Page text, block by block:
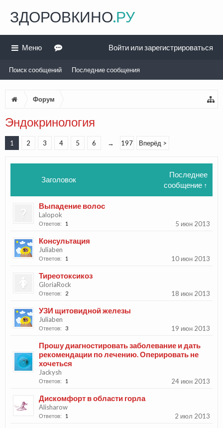
Форум
Эндокринология
1 2 3 4 5 6 → 197 Вперёд >
Заголовок
Последнее
сообщение ↑
Выпадение волос
Lalopok
Ответов: 1 5 июн 2013
Консультация
Juliaben
Ответов: 1 10 июн 2013
Тиреотоксикоз
GloriaRock
Ответов: 2 18 июн 2013
УЗИ щитовидной железы
Juliaben
Ответов: 3 19 июн 2013
Прошу диагностировать заболевание и дать
рекомендации по лечению. Оперировать не
хочеться
Jackysh
Ответов: 1 24 июн 2013
Дискомфорт в области горла
Alisharow
Ответов: 1 2 июл 2013
ЗДОРОВКИНО.РУ
Меню
Поиск сообщений Последние сообщения
Войти или зарегистрироваться